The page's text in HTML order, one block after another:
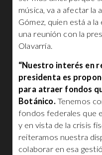
música, va a afectar la
Gómez, quien está a
una reunión con la
Olavarría.
“Nuestro interés en
presidenta es
para atraer fondos
Botánico. Tenemos
fondos federales que
y en vista de la crisis
reiteramos nuestra
colaborar en esa